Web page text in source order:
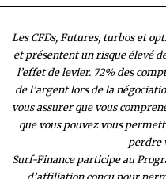
Les CFDs, Futures, turbos et
et présentent un risque élevé
l’effet de levier. 72% des
de l’argent lors de la
vous assurer que vous
que vous pouvez vous
perdre
Surf-Finance participe au